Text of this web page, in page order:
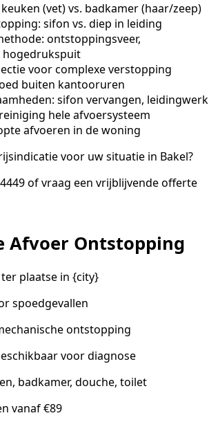
(vet) vs. badkamer (haar/zeep)
sifon vs. diep in leiding
ontstoppingsveer,
hogedrukspuit
voor complexe verstopping
buiten kantooruren
sifon vervangen, leidingwerk
hele afvoersysteem
afvoeren in de woning
voor uw situatie in Bakel?
of vraag een vrijblijvende offerte
Afvoer Ontstopping
plaatse in {city}
spoedgevallen
ontstopping
voor diagnose
badkamer, douche, toilet
vanaf €89